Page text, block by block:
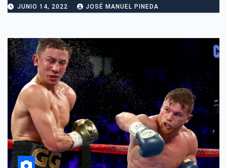
JUNIO 14, 2022 JOSÉ MANUEL PINEDA